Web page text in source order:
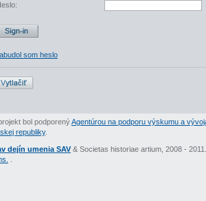
som heslo
bol podporenýAgentúrou na podporu výskumu a
republiky.
dejín umenia SAV & Societas historiae artium, 2008 -